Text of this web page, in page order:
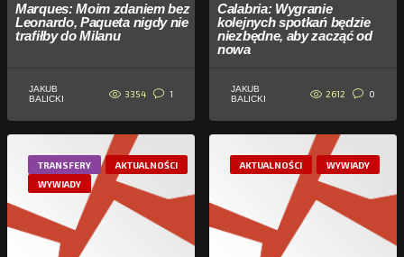
Marques: Moim zdaniem bez
Leonardo, Paqueta nigdy nie
trafiłby do Milanu
JAKUB
BALICKI
3354 1
Calabria: Wygranie
kolejnych spotkań będzie
niezbędne, aby zacząć od
nowa
JAKUB
BALICKI
2612 0
TRANSFERY
AKTUALNOŚCI
WYWIADY
AKTUALNOŚCI WYWIADY